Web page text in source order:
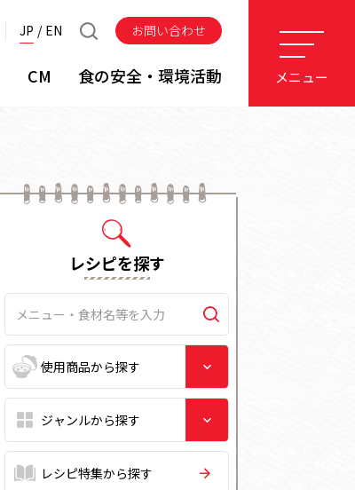
JP EN お問い合わせ
CM 食の安全・環境活動 メニュー
レシピを探す
レシピ特集から探す